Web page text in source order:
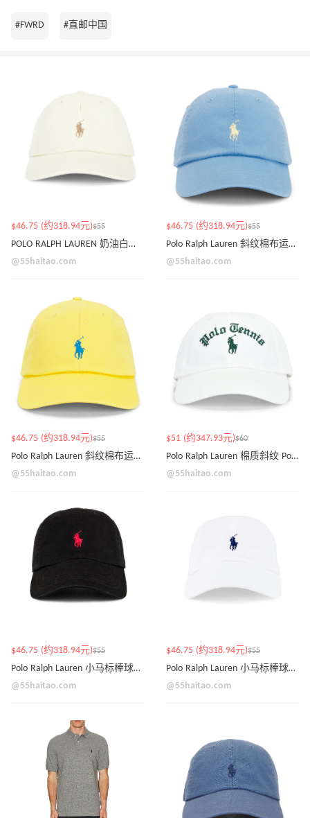
#FWRD #直邮中国
$46.75 (约318.94元)$55
POLO RALPH LAUREN 奶油白棒球帽
@55haitao.com
$46.75 (约318.94元)$55
Polo Ralph Lauren 斜纹棉布运动帽 天空蓝
@55haitao.com
$46.75 (约318.94元)$55
Polo Ralph Lauren 斜纹棉布运动帽 柠檬黄
@55haitao.com
$51 (约347.93元)$60
Polo Ralph Lauren 棉质斜纹 Polo 网球运动帽
@55haitao.com
$46.75 (约318.94元)$55
Polo Ralph Lauren 小马标棒球帽-黑色
@55haitao.com
$46.75 (约318.94元)$55
Polo Ralph Lauren 小马标棒球帽-白色
@55haitao.com